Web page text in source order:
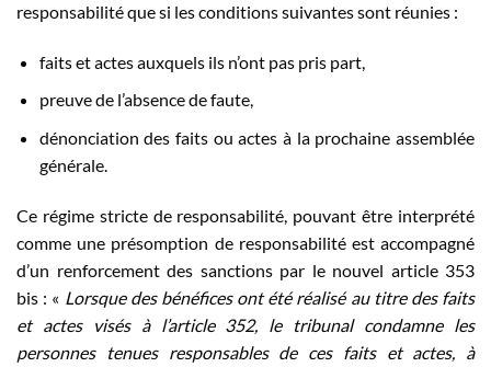
responsabilité que si les conditions suivantes sont réunies :
faits et actes auxquels ils n’ont pas pris part,
preuve de l’absence de faute,
dénonciation des faits ou actes à la prochaine assemblée
générale.
Ce régime stricte de responsabilité, pouvant être interprété
comme une présomption de responsabilité est accompagné
d’un renforcement des sanctions par le nouvel article 353
bis : « Lorsque des bénéfices ont été réalisé au titre des faits
et actes visés à l’article 352, le tribunal condamne les
personnes tenues responsables de ces faits et actes, à